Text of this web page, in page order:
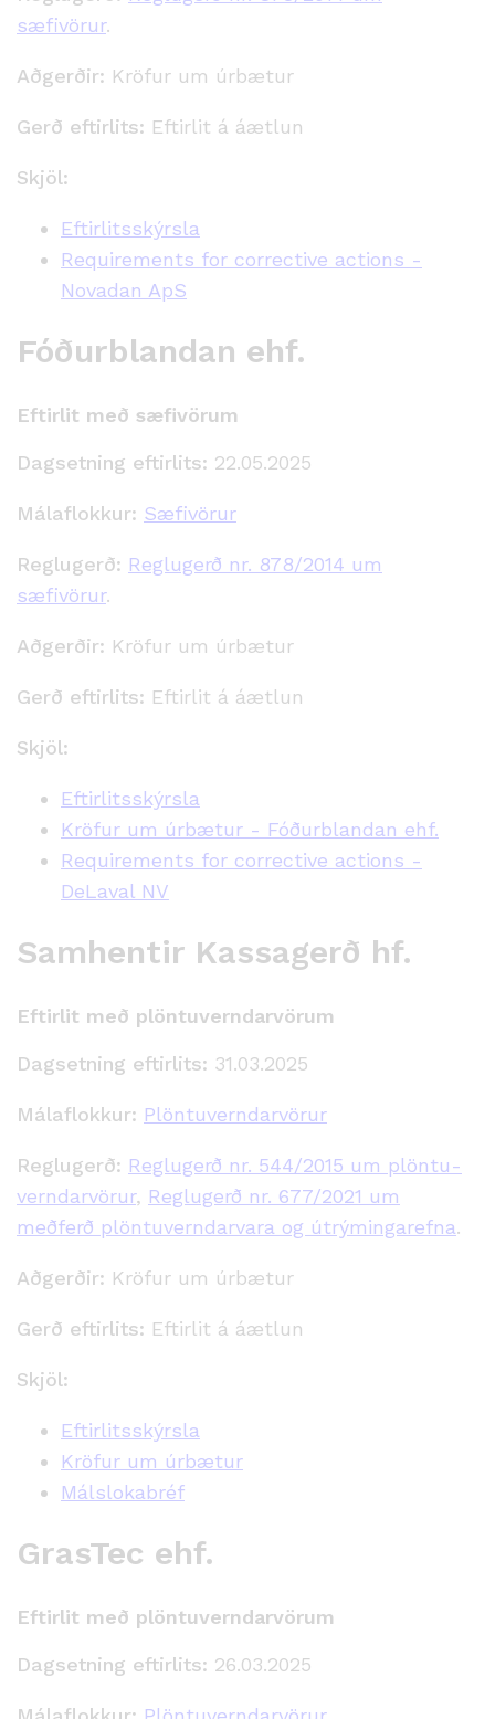
sæfivörur.
Aðgerðir: Kröfur um úrbætur
Gerð eftirlits: Eftirlit á áætlun
Skjöl:
Eftirlitsskýrsla
Requirements for corrective actions -
Novadan ApS
Fóðurblandan ehf.
Eftirlit með sæfivörum
Dagsetning eftirlits: 22.05.2025
Málaflokkur: Sæfivörur
Reglugerð: Reglugerð nr. 878/2014 um
sæfivörur.
Aðgerðir: Kröfur um úrbætur
Gerð eftirlits: Eftirlit á áætlun
Skjöl:
Eftirlitsskýrsla
Kröfur um úrbætur - Fóðurblandan ehf.
Requirements for corrective actions -
DeLaval NV
Samhentir Kassagerð hf.
Eftirlit með plöntuverndarvörum
Dagsetning eftirlits: 31.03.2025
Málaflokkur: Plöntuverndarvörur
Reglugerð: Reglugerð nr. 544/2015 um plöntu­
verndar­vörur, Reglugerð nr. 677/2021 um
meðferð plöntuverndarvara og útrýmingarefna.
Aðgerðir: Kröfur um úrbætur
Gerð eftirlits: Eftirlit á áætlun
Skjöl:
Eftirlitsskýrsla
Kröfur um úrbætur
Málslokabréf
GrasTec ehf.
Eftirlit með plöntuverndarvörum
Dagsetning eftirlits: 26.03.2025